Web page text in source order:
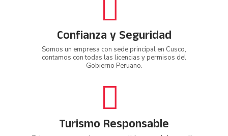
Confianza y Seguridad
Somos un empresa con sede principal en Cusco,
contamos con todas las licencias y permisos del
Gobierno Peruano.
Turismo Responsable